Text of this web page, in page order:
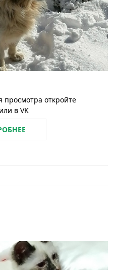
просмотра откройте
в VK